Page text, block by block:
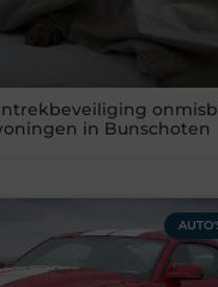
in Bunschoten